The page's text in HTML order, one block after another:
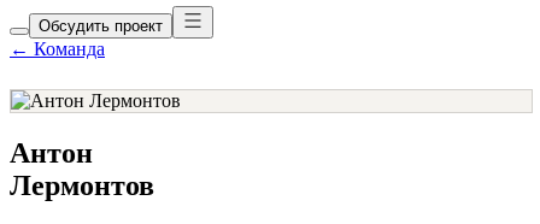
Обсудить проект
← Команда
Антон
Лермонтов